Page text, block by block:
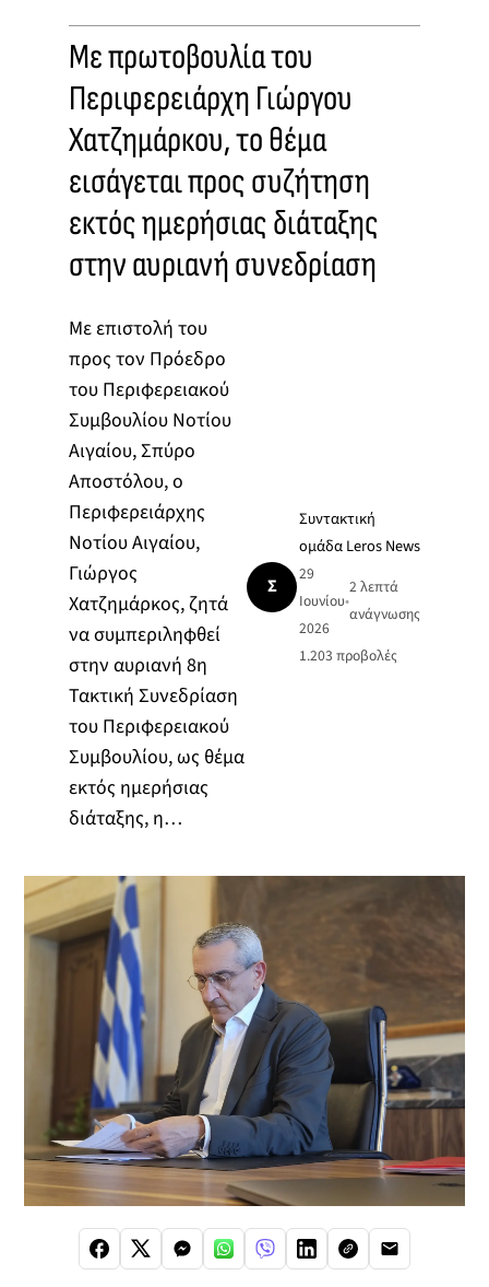
Με πρωτοβουλία του
Περιφερειάρχη Γιώργου
Χατζημάρκου, το θέμα
εισάγεται προς συζήτηση
εκτός ημερήσιας διάταξης
στην αυριανή συνεδρίαση
Με επιστολή του
προς τον Πρόεδρο
του Περιφερειακού
Συμβουλίου Νοτίου
Αιγαίου, Σπύρο
Αποστόλου, ο
Περιφερειάρχης
Νοτίου Αιγαίου,
Γιώργος
Χατζημάρκος, ζητά
να συμπεριληφθεί
στην αυριανή 8η
Τακτική Συνεδρίαση
του Περιφερειακού
Συμβουλίου, ως θέμα
εκτός ημερήσιας
διάταξης, η…
Σ
Συντακτική
ομάδα Leros News
29
Ιουνίου
2026
•
2 λεπτά
ανάγνωσης
1.203 προβολές